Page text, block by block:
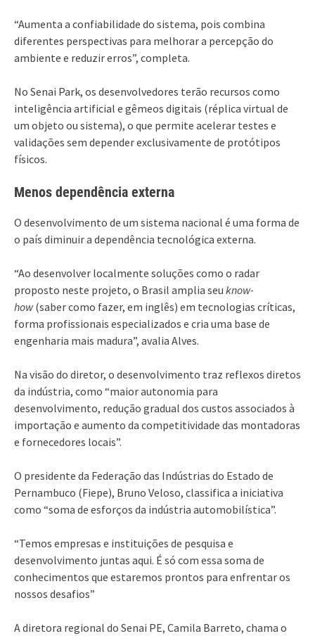
“Aumenta a confiabilidade do sistema, pois combina
diferentes perspectivas para melhorar a percepção do
ambiente e reduzir erros”, completa.
No Senai Park, os desenvolvedores terão recursos como
inteligência artificial e gêmeos digitais (réplica virtual de
um objeto ou sistema), o que permite acelerar testes e
validações sem depender exclusivamente de protótipos
físicos.
Menos dependência externa
O desenvolvimento de um sistema nacional é uma forma de
o país diminuir a dependência tecnológica externa.
“Ao desenvolver localmente soluções como o radar
proposto neste projeto, o Brasil amplia seu know-
how(saber como fazer, em inglês) em tecnologias críticas,
forma profissionais especializados e cria uma base de
engenharia mais madura”, avalia Alves.
Na visão do diretor, o desenvolvimento traz reflexos diretos
da indústria, como “maior autonomia para
desenvolvimento, redução gradual dos custos associados à
importação e aumento da competitividade das montadoras
e fornecedores locais”.
O presidente da Federação das Indústrias do Estado de
Pernambuco (Fiepe), Bruno Veloso, classifica a iniciativa
como “soma de esforços da indústria automobilística”.
“Temos empresas e instituições de pesquisa e
desenvolvimento juntas aqui. É só com essa soma de
conhecimentos que estaremos prontos para enfrentar os
nossos desafios”
A diretora regional do Senai PE, Camila Barreto, chama o